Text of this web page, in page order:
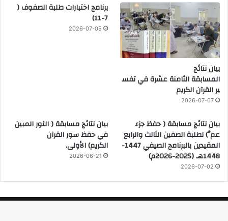
بيان نتائج
المسابقة الثامنة عشرة في تفس
ير القرآن الكريم
2026-07-07
برنامج اختبارات طلبة الصفوف (
7-11)
2026-07-05
بيان نتائج مسابقة ( حفظ جزء
عمَّ) لطلبة الصفين الثالث والرابع
المقيدين بالبرنامج الصيفي 1447-
1448هـ (2025-2026م)
2026-07-02
بيان نتائج مسابقة ( النور المبين
في حفظ سور القرآن
الكريم) الأولى.
2026-06-21